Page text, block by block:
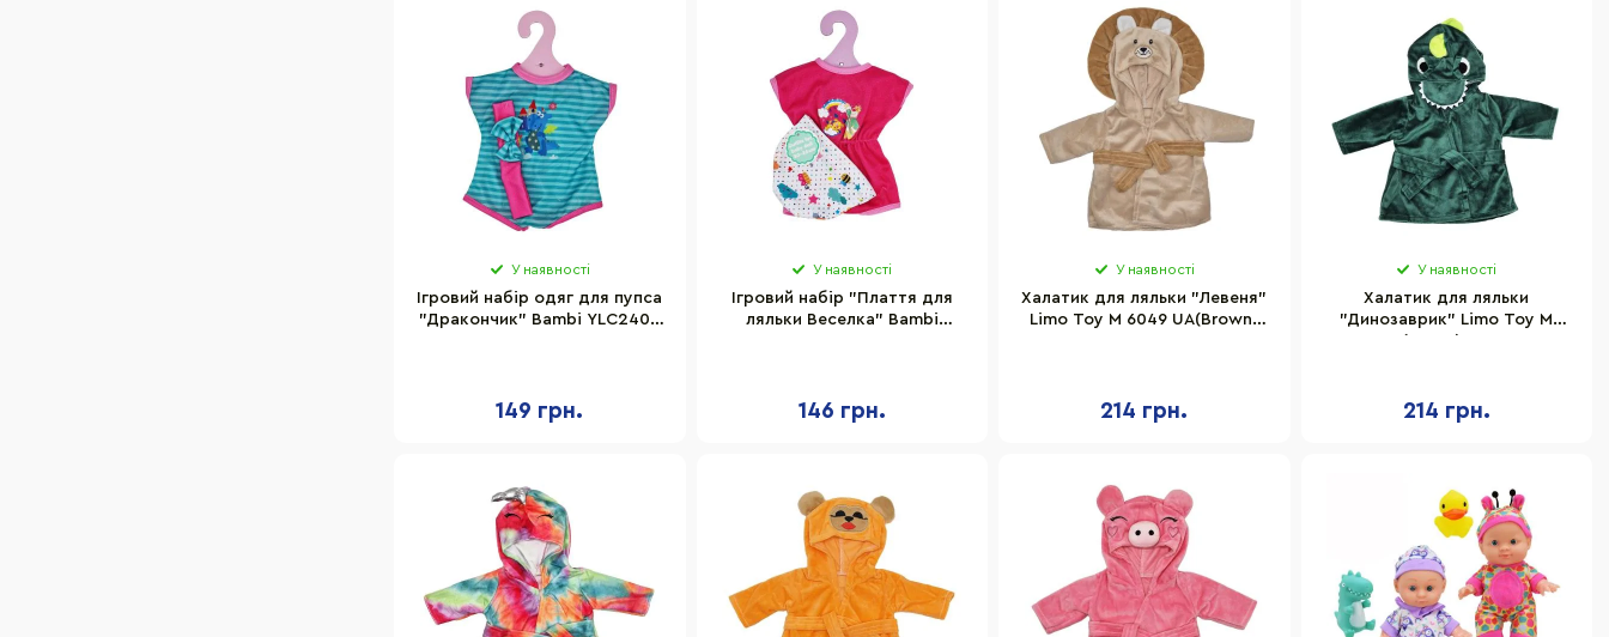
У наявності
Ігровий набір одяг для пупса
"Дракончик" Bambi YLC240E
149 грн.
У наявності
Ігровий набір "Плаття для
ляльки Веселка" Bambi
146 грн.
У наявності
Халатик для ляльки "Левеня"
Limo Toy M 6049 UA(Brown)
214 грн.
У наявності
Халатик для ляльки
"Динозаврик" Limo Toy M
214 грн.